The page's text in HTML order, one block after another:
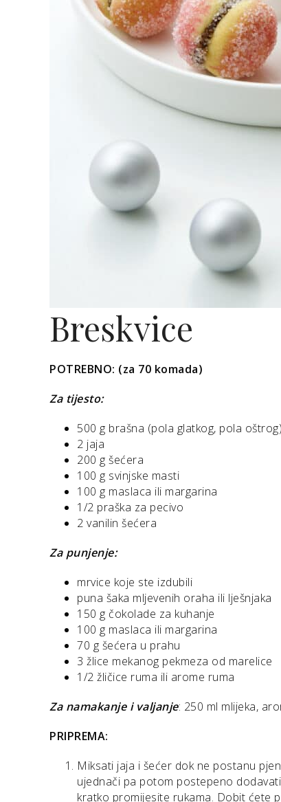
Breskvice
POTREBNO: (za 70 komada)
Za tijesto:
500 g brašna (pola glatkog, pola oštrog)
2 jaja
200 g šećera
100 g svinjske masti
100 g maslaca ili margarina
1/2 praška za pecivo
2 vanilin šećera
Za punjenje:
mrvice koje ste izdubili
puna šaka mljevenih oraha ili lješnjaka
150 g čokolade za kuhanje
100 g maslaca ili margarina
70 g šećera u prahu
3 žlice mekanog pekmeza od marelice
1/2 žličice ruma ili arome ruma
Za namakanje i valjanje: 250 ml mlijeka,
PRIPREMA:
Miksati jaja i šećer dok ne postanu
ujednači pa potom postepeno
kratko promijesite rukama. Dobit ćete